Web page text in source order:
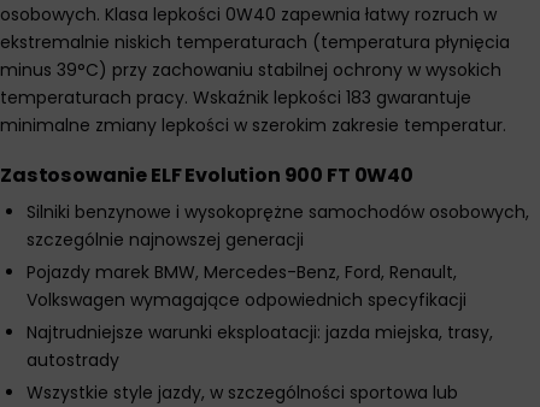
osobowych. Klasa lepkości 0W40 zapewnia łatwy rozruch w
ekstremalnie niskich temperaturach (temperatura płynięcia
minus 39°C) przy zachowaniu stabilnej ochrony w wysokich
temperaturach pracy. Wskaźnik lepkości 183 gwarantuje
minimalne zmiany lepkości w szerokim zakresie temperatur.
Zastosowanie ELF Evolution 900 FT 0W40
Silniki benzynowe i wysokoprężne samochodów osobowych,
szczególnie najnowszej generacji
Pojazdy marek BMW, Mercedes-Benz, Ford, Renault,
Volkswagen wymagające odpowiednich specyfikacji
Najtrudniejsze warunki eksploatacji: jazda miejska, trasy,
autostrady
Wszystkie style jazdy, w szczególności sportowa lub